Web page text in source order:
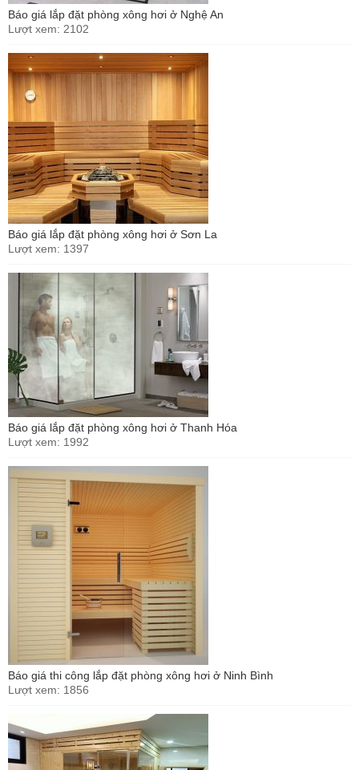
Báo giá lắp đặt phòng xông hơi ở Nghệ An
Lượt xem: 2102
Báo giá lắp đặt phòng xông hơi ở Sơn La
Lượt xem: 1397
Báo giá lắp đặt phòng xông hơi ở Thanh Hóa
Lượt xem: 1992
Báo giá thi công lắp đặt phòng xông hơi ở Ninh Bình
Lượt xem: 1856